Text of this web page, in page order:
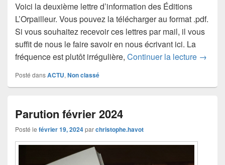
Voici la deuxième lettre d’information des Éditions
L’Orpailleur. Vous pouvez la télécharger au format .pdf.
Si vous souhaitez recevoir ces lettres par mail, il vous
suffit de nous le faire savoir en nous écrivant ici. La
fréquence est plutôt irrégulière, Continuer la lecture Lettre
→
Posté dansACTU, Non classé
Parution février 2024
Posté le février 19, 2024parchristophe.havot